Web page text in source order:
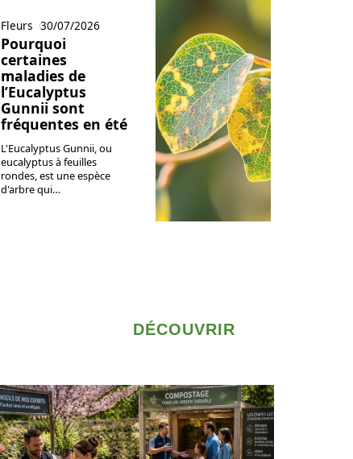
Fleurs 30/07/2026
Pourquoi
certaines
maladies de
l’Eucalyptus
Gunnii sont
fréquentes en été
L'Eucalyptus Gunnii, ou
eucalyptus à feuilles
rondes, est une espèce
d'arbre qui…
DÉCOUVRIR